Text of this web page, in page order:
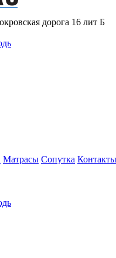
дорога 16 лит Б
Матрасы Сопутка Контакты